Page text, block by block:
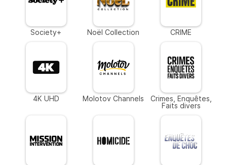
Society+ Noël Collection CRIME
4K UHD Molotov Channels
Crimes, Enquêtes,
Faits divers